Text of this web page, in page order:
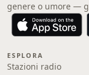
genere o umore —
ESPLORA
Stazioni radio